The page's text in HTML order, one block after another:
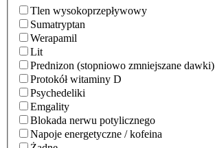
Tlen wysokoprzepływowy
Sumatryptan
Werapamil
Lit
Prednizon (stopniowo zmniejszane dawki)
Protokół witaminy D
Psychedeliki
Emgality
Blokada nerwu potylicznego
Napoje energetyczne / kofeina